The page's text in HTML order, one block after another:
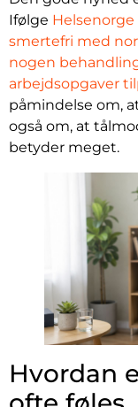
Ifølge
smertefri med
nogen
arbejdsopgaver
påmindelse om,
også om, at
betyder meget.
Hvordan